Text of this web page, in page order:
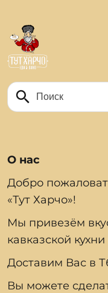
О нас
Добро
«Тут Харчо»!
Мы привезём
кавказской
Доставим Вас в
Вы можете